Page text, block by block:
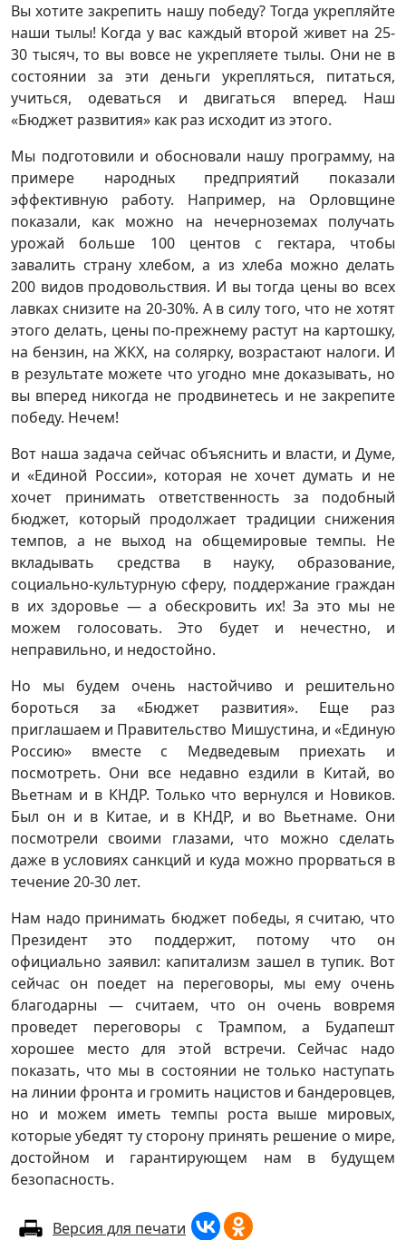
Вы хотите закрепить нашу победу? Тогда укрепляйте
наши тылы! Когда у вас каждый второй живет на 25-
30 тысяч, то вы вовсе не укрепляете тылы. Они не в
состоянии за эти деньги укрепляться, питаться,
учиться, одеваться и двигаться вперед. Наш
«Бюджет развития» как раз исходит из этого.
Мы подготовили и обосновали нашу программу, на
примере народных предприятий показали
эффективную работу. Например, на Орловщине
показали, как можно на нечерноземах получать
урожай больше 100 центов с гектара, чтобы
завалить страну хлебом, а из хлеба можно делать
200 видов продовольствия. И вы тогда цены во всех
лавках снизите на 20-30%. А в силу того, что не хотят
этого делать, цены по-прежнему растут на картошку,
на бензин, на ЖКХ, на солярку, возрастают налоги. И
в результате можете что угодно мне доказывать, но
вы вперед никогда не продвинетесь и не закрепите
победу. Нечем!
Вот наша задача сейчас объяснить и власти, и Думе,
и «Единой России», которая не хочет думать и не
хочет принимать ответственность за подобный
бюджет, который продолжает традиции снижения
темпов, а не выход на общемировые темпы. Не
вкладывать средства в науку, образование,
социально-культурную сферу, поддержание граждан
в их здоровье — а обескровить их! За это мы не
можем голосовать. Это будет и нечестно, и
неправильно, и недостойно.
Но мы будем очень настойчиво и решительно
бороться за «Бюджет развития». Еще раз
приглашаем и Правительство Мишустина, и «Единую
Россию» вместе с Медведевым приехать и
посмотреть. Они все недавно ездили в Китай, во
Вьетнам и в КНДР. Только что вернулся и Новиков.
Был он и в Китае, и в КНДР, и во Вьетнаме. Они
посмотрели своими глазами, что можно сделать
даже в условиях санкций и куда можно прорваться в
течение 20-30 лет.
Нам надо принимать бюджет победы, я считаю, что
Президент это поддержит, потому что он
официально заявил: капитализм зашел в тупик. Вот
сейчас он поедет на переговоры, мы ему очень
благодарны — считаем, что он очень вовремя
проведет переговоры с Трампом, а Будапешт
хорошее место для этой встречи. Сейчас надо
показать, что мы в состоянии не только наступать
на линии фронта и громить нацистов и бандеровцев,
но и можем иметь темпы роста выше мировых,
которые убедят ту сторону принять решение о мире,
достойном и гарантирующем нам в будущем
безопасность.
Версия для печати